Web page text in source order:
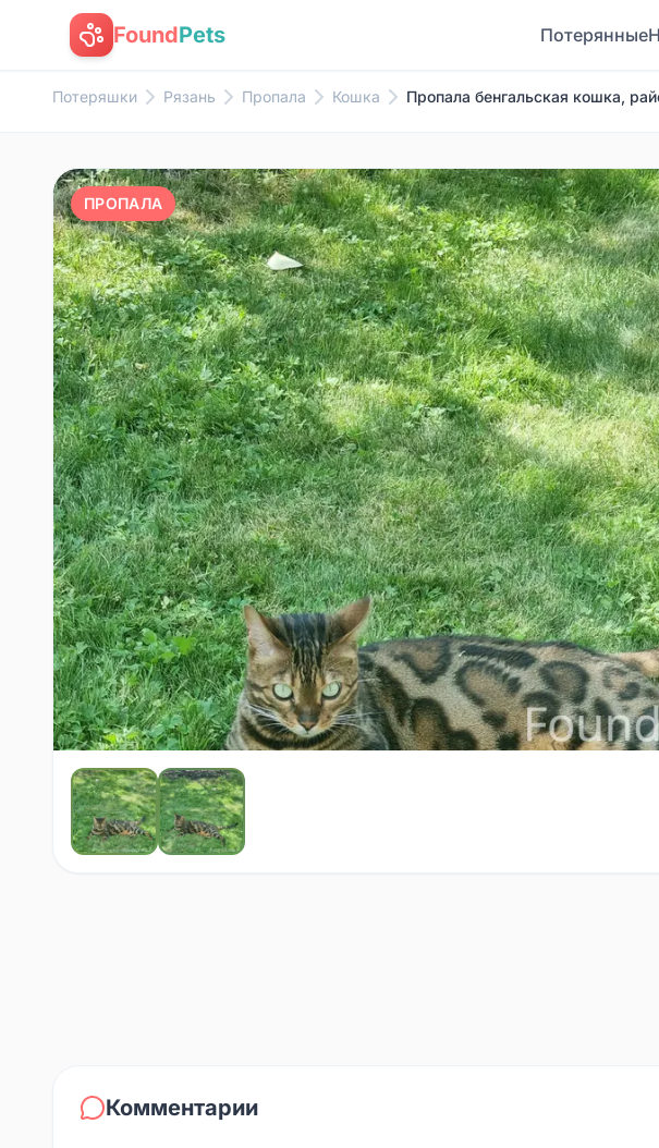
FoundPets Потерянные
Потеряшки Рязань Пропала Кошка Пропала бенгальская кошка,
ПРОПАЛА
Комментарии